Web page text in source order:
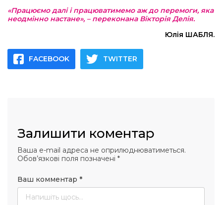
«Працюємо далі і працюватимемо аж до перемоги, яка
неодмінно настане», – переконана Вікторія Делія.
Юлія ШАБЛЯ.
FACEBOOK TWITTER
Залишити коментар
Ваша e-mail адреса не оприлюднюватиметься.
Обов’язкові поля позначені *
Ваш комментар *